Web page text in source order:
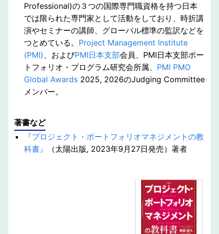
Professional)の３つの国際専⾨職資格を持つ⽇本
では限られた専⾨家として活動をしており、時折講
演やセミナーの講師、グローバル標準の監訳などを
つとめている。 Project Management Institute
(PMI) 、およびPMI日本支部会員、PMI⽇本⽀部ポー
トフォリオ・プログラム研究会所属、 PMI PMO
Global Awards 2025, 2026のJudging Committee
メンバー。
著書など
『プロジェクト・ポートフォリオマネジメントの教
科書』
（太陽出版, 2023年9月27日発売）著者